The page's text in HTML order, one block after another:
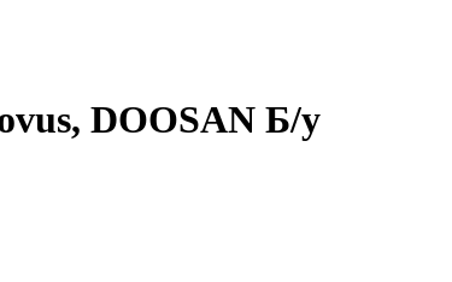
DOOSAN Б/у